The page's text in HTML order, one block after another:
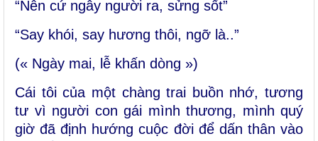
“Nên cứ ngây người ra, sửng sốt”
“Say khói, say hương thôi, ngỡ là..”
(« Ngày mai, lễ khấn dòng »)
Cái tôi của một chàng trai buồn nhớ, tương
tư vì người con gái mình thương, mình quý
giờ đã định hướng cuộc đời để dấn thân vào